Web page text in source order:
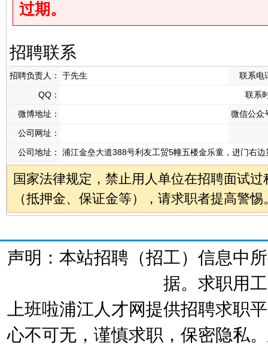
过期。
招聘联系
招聘负责人： 于先生
联系电
QQ：
联系
微博地址：
微信公众
公司网址：
公司地址：
浦江金垒大道388号利友工贸5幢五楼金乐童，进门右边
国家法律规定，禁止用人单位在招聘面试
（抵押金、保证金等），请求职者提高警惕
声明：本站招聘（招工）信息中
据。求职用
上班啦浦江人才网提供招聘求职
心不可无，谨慎求职，保密隐私